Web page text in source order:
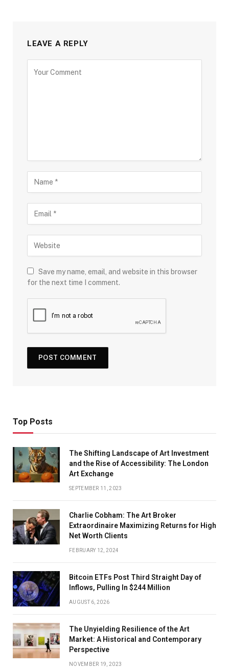
LEAVE A REPLY
Save my name, email, and website in this browser
for the next time I comment.
Top Posts
The Shifting Landscape of Art Investment
and the Rise of Accessibility: The London
Art Exchange
SEPTEMBER 11, 2023
Charlie Cobham: The Art Broker
Extraordinaire Maximizing Returns for High
Net Worth Clients
FEBRUARY 12, 2024
Bitcoin ETFs Post Third Straight Day of
Inflows, Pulling In $244 Million
AUGUST 6, 2026
The Unyielding Resilience of the Art
Market: A Historical and Contemporary
Perspective
NOVEMBER 19, 2023